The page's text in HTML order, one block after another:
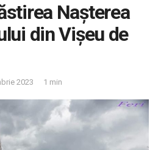
Naşterea
din Vişeu de
2023 1 min